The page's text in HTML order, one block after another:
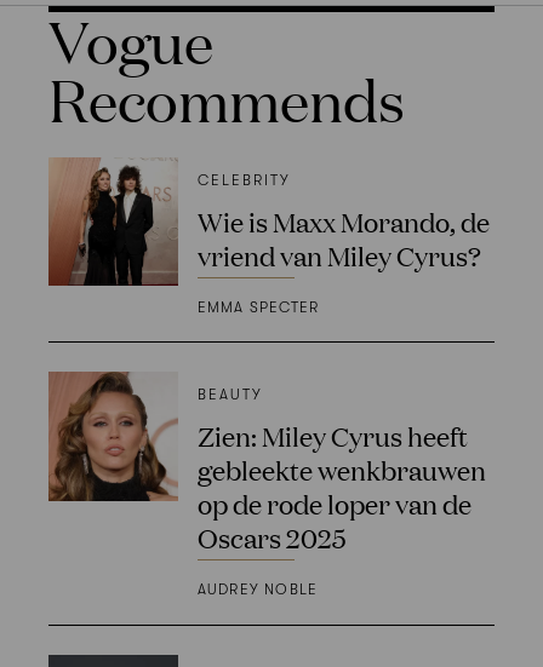
Vogue
Recommends
CELEBRITY
Wie is Maxx Morando, de
vriend van Miley Cyrus?
EMMA SPECTER
BEAUTY
Zien: Miley Cyrus heeft
gebleekte wenkbrauwen
op de rode loper van de
Oscars 2025
AUDREY NOBLE